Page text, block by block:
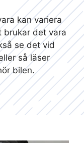
kan variera
brukar det vara
se det vid
så läser
bilen.